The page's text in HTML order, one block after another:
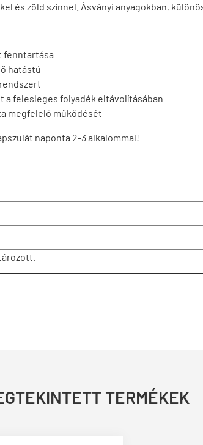
és zöld színnel. Ásványi anyagokban,
fenntartása
hatástú
a felesleges folyadék eltávolításában
megfelelő működését
naponta 2-3 alkalommal!
TERMÉKEK